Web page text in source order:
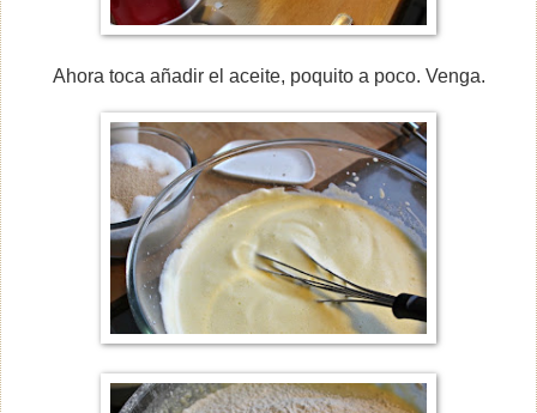
Ahora toca añadir el aceite, poquito a poco. Venga.